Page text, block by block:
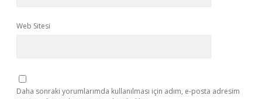
Web Sitesi
Daha sonraki yorumlarımda kullanılması için adım, e-posta adresim